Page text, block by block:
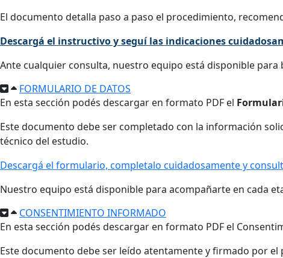
El documento detalla paso a paso el procedimiento,
Descargá el instructivo y seguí las indicaciones
Ante cualquier consulta, nuestro equipo está disponible
FORMULARIO DE DATOS
En esta sección podés descargar en formato PDF el
Este documento debe ser completado con la información
técnico del estudio.
Descargá el formulario, completalo cuidadosamente y
Nuestro equipo está disponible para acompañarte en cada
CONSENTIMIENTO INFORMADO
En esta sección podés descargar en formato PDF el
Este documento debe ser leído atentamente y firmado por el